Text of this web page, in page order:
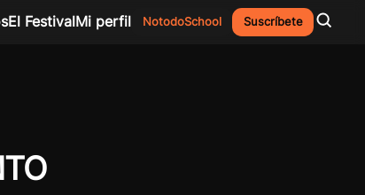
El FestivalMi perfil NotodoSchool Suscríbete